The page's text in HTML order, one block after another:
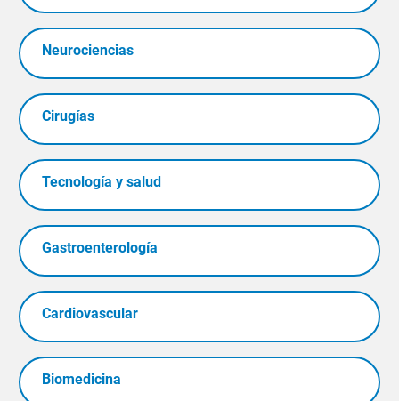
Neurociencias
Cirugías
Tecnología y salud
Gastroenterología
Cardiovascular
Biomedicina